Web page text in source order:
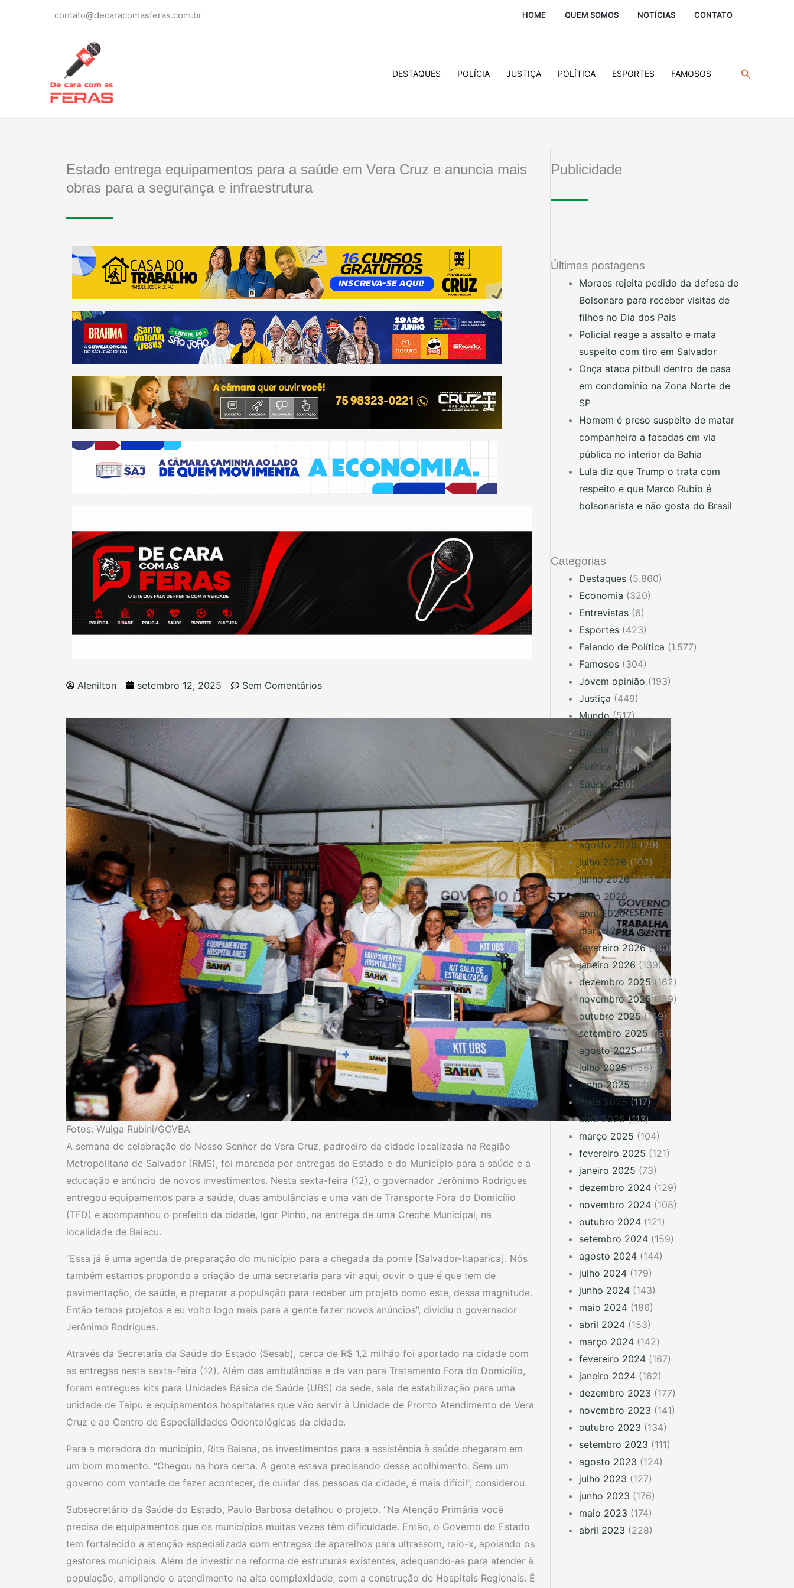
contato@decaracomasferas.com.br HOME QUEM SOMOS NOTÍCIAS CONTATO
DESTAQUES POLÍCIA JUSTIÇA POLÍTICA ESPORTES FAMOSOS Pesquisar
Estado entrega equipamentos para a saúde em Vera Cruz e anuncia mais
obras para a segurança e infraestrutura
Alenilton setembro 12, 2025 Sem Comentários
Fotos: Wuiga Rubini/GOVBA
A semana de celebração do Nosso Senhor de Vera Cruz, padroeiro da cidade localizada na Região
Metropolitana de Salvador (RMS), foi marcada por entregas do Estado e do Município para a saúde e a
educação e anúncio de novos investimentos. Nesta sexta-feira (12), o governador Jerônimo Rodrigues
entregou equipamentos para a saúde, duas ambulâncias e uma van de Transporte Fora do Domicílio
(TFD) e acompanhou o prefeito da cidade, Igor Pinho, na entrega de uma Creche Municipal, na
localidade de Baiacu.
“Essa já é uma agenda de preparação do município para a chegada da ponte [Salvador-Itaparica]. Nós
também estamos propondo a criação de uma secretaria para vir aqui, ouvir o que é que tem de
pavimentação, de saúde, e preparar a população para receber um projeto como este, dessa magnitude.
Então temos projetos e eu volto logo mais para a gente fazer novos anúncios”, dividiu o governador
Jerônimo Rodrigues.
Através da Secretaria da Saúde do Estado (Sesab), cerca de R$ 1,2 milhão foi aportado na cidade com
as entregas nesta sexta-feira (12). Além das ambulâncias e da van para Tratamento Fora do Domicílio,
foram entregues kits para Unidades Básica de Saúde (UBS) da sede, sala de estabilização para uma
unidade de Taipu e equipamentos hospitalares que vão servir à Unidade de Pronto Atendimento de Vera
Cruz e ao Centro de Especialidades Odontológicas da cidade.
Para a moradora do município, Rita Baiana, os investimentos para a assistência à saúde chegaram em
um bom momento. “Chegou na hora certa. A gente estava precisando desse acolhimento. Sem um
governo com vontade de fazer acontecer, de cuidar das pessoas da cidade, é mais difícil”, considerou.
Subsecretário da Saúde do Estado, Paulo Barbosa detalhou o projeto. “Na Atenção Primária você
precisa de equipamentos que os municípios muitas vezes têm dificuldade. Então, o Governo do Estado
tem fortalecido a atenção especializada com entregas de aparelhos para ultrassom, raio-x, apoiando os
gestores municipais. Além de investir na reforma de estruturas existentes, adequando-as para atender à
população, ampliando o atendimento na alta complexidade, com a construção de Hospitais Regionais. É
Publicidade
Últimas postagens
Moraes rejeita pedido da defesa de
Bolsonaro para receber visitas de
filhos no Dia dos Pais
Policial reage a assalto e mata
suspeito com tiro em Salvador
Onça ataca pitbull dentro de casa
em condomínio na Zona Norte de
SP
Homem é preso suspeito de matar
companheira a facadas em via
pública no interior da Bahia
Lula diz que Trump o trata com
respeito e que Marco Rubio é
bolsonarista e não gosta do Brasil
Categorias
Destaques (5.860)
Economia (320)
Entrevistas (6)
Esportes (423)
Falando de Política (1.577)
Famosos (304)
Jovem opinião (193)
Justiça (449)
Mundo(517)
Opinião(49)
Polícia (868)
Política (349)
Saúde(296)
Arquivos
agosto 2026 (29)
julho 2026(102)
junho 2026(135)
maio 2026 (154)
abril 2026(146)
março 2026(175)
fevereiro 2026(180)
janeiro 2026(139)
dezembro 2025(162)
novembro 2025(159)
outubro 2025(159)
setembro 2025(181)
agosto 2025(145)
julho 2025(156)
junho 2025(149)
maio 2025 (117)
abril 2025(113)
março 2025 (104)
fevereiro 2025 (121)
janeiro 2025 (73)
dezembro 2024 (129)
novembro 2024 (108)
outubro 2024 (121)
setembro 2024 (159)
agosto 2024 (144)
julho 2024 (179)
junho 2024 (143)
maio 2024 (186)
abril 2024 (153)
março 2024 (142)
fevereiro 2024 (167)
janeiro 2024 (162)
dezembro 2023 (177)
novembro 2023 (141)
outubro 2023 (134)
setembro 2023 (111)
agosto 2023 (124)
julho 2023 (127)
junho 2023 (176)
maio 2023 (174)
abril 2023 (228)